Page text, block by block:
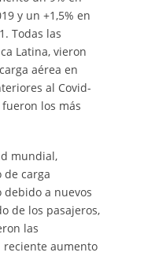
y un +1,5% en
Todas las
Latina, vieron
aérea en
al Covid-
los más
mundial,
carga
debido a nuevos
de los pasajeros,
las
aumento